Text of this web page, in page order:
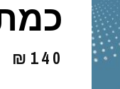
₪ 140